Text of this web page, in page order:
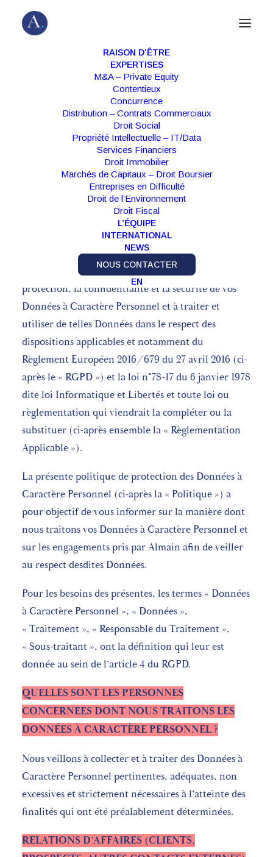
RAISON D’ÊTRE
EXPERTISES
M&A – Private Equity
Contentieux
Concurrence
Distribution – Contrats Commerciaux
Droit Social
Propriété Intellectuelle – IT/Data
Services Financiers
Droit Immobilier
Marchés de Capitaux – Droit Boursier
Entreprises en Difficulté
Droit de l’Environnement
Droit Fiscal
L’ÉQUIPE
INTERNATIONAL
NEWS
NOUS CONTACTER
EN
POLITIQUE DE PROTECTION DES
DONNÉES À CARACTÈRE
PERSONNEL
Almain AARPI (ci-après « Almain » ou « nous »)
prend très au sérieux le respect de la vie privée et la
protection des Données à Caractère Personnel.
C’est la raison pour laquelle nous nous engageons,
en tant que Responsable du Traitement, à mettre en
œuvre des mesures adéquates pour assurer la
protection, la confidentialité et la sécurité de vos
Données à Caractère Personnel et à traiter et
utiliser de telles Données dans le respect des
dispositions applicables et notamment du
Règlement Européen 2016/679 du 27 avril 2016 (ci-
après le « RGPD ») et la loi n°78-17 du 6 janvier 1978
dite loi Informatique et Libertés et toute loi ou
règlementation qui viendrait la compléter ou la
substituer (ci-après ensemble la « Règlementation
Applicable »).
La présente politique de protection des Données à
Caractère Personnel (ci-après la « Politique ») a
pour objectif de vous informer sur la manière dont
nous traitons vos Données à Caractère Personnel et
sur les engagements pris par Almain afin de veiller
au respect desdites Données.
Pour les besoins des présentes, les termes « Données
à Caractère Personnel », « Données »,
« Traitement », « Responsable du Traitement »,
« Sous-traitant », ont la définition qui leur est
donnée au sein de l’article 4 du RGPD.
QUELLES SONT LES PERSONNES
CONCERNEES DONT NOUS TRAITONS LES
DONNÉES À CARACTÈRE PERSONNEL ?
Nous veillons à collecter et à traiter des Données à
Caractère Personnel pertinentes, adéquates, non
excessives et strictement nécessaires à l’atteinte des
finalités qui ont été préalablement déterminées.
RELATIONS D’AFFAIRES (CLIENTS,